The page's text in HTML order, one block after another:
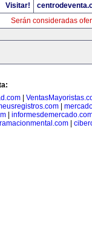
Visitar!
Serán consideradas